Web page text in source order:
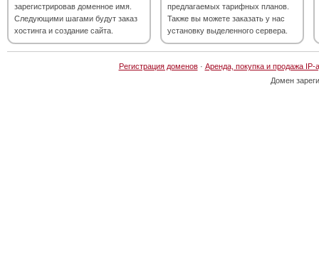
зарегистрировав доменное имя.
Следующими шагами будут заказ
хостинга и создание сайта.
предлагаемых тарифных планов.
Также вы можете заказать у нас
установку выделенного сервера.
Регистрация доменов· Аренда, покупка и продажа IP-
Домен